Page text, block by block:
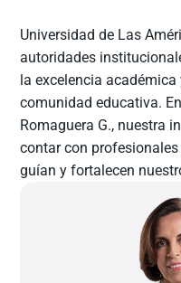
Universidad de Las
autoridades
la excelencia
comunidad educativa.
Romaguera G., nuestra
contar con
guían y fortalecen